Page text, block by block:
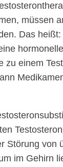
müssen
Das
zu einem
Störung von
im Gehirn